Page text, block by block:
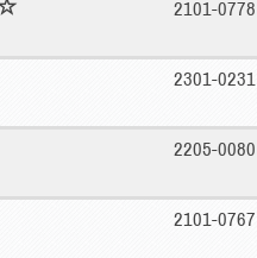
2101-0778
2301-0231
2205-0080
2101-0767